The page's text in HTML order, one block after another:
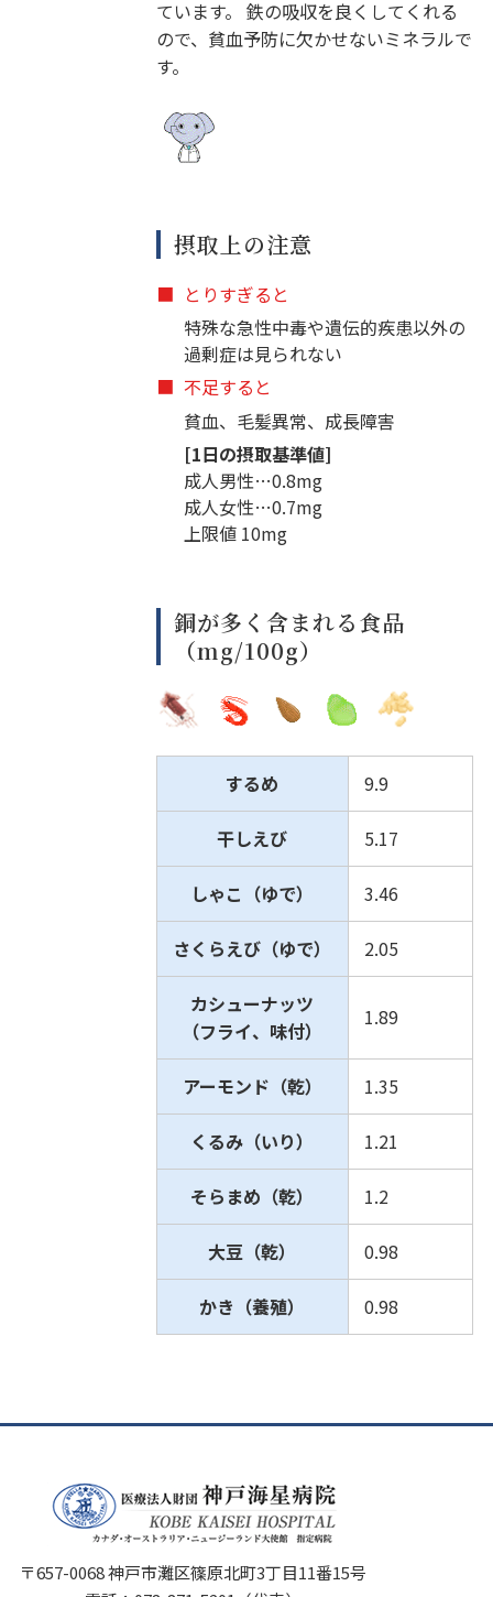
ています。 鉄の吸収を良くしてくれる
ので、貧血予防に欠かせないミネラルで
す。
摂取上の注意
■ とりすぎると
特殊な急性中毒や遺伝的疾患以外の
過剰症は見られない
■ 不足すると
貧血、毛髪異常、成長障害
[1日の摂取基準値]
成人男性…0.8mg
成人女性…0.7mg
上限値 10mg
銅が多く含まれる食品
（mg/100g）
するめ 9.9
干しえび 5.17
しゃこ（ゆで） 3.46
さくらえび（ゆで） 2.05
カシューナッツ
（フライ、味付）
1.89
アーモンド（乾） 1.35
くるみ（いり） 1.21
そらまめ（乾） 1.2
大豆（乾） 0.98
かき（養殖） 0.98
〒657-0068 神戸市灘区篠原北町3丁目11番15号